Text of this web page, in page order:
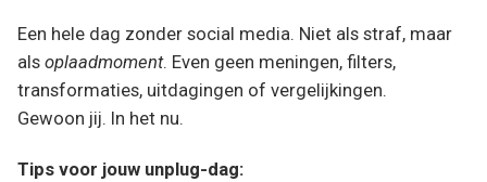
Een hele dag zonder social media. Niet als straf, maar
als oplaadmoment. Even geen meningen, filters,
transformaties, uitdagingen of vergelijkingen.
Gewoon jij. In het nu.
Tips voor jouw unplug-dag: